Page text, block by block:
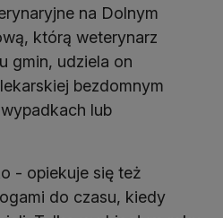
na Dolnym
którą weterynarz
gmin, udziela on
bezdomnym
lub
- opiekuje się też
do czasu, kiedy